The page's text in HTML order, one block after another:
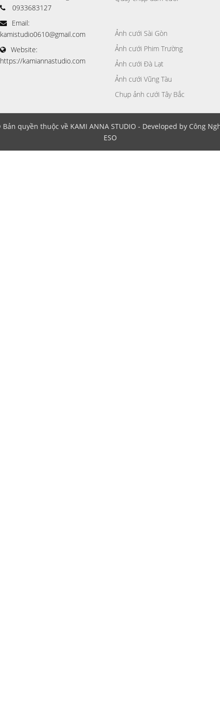
0933683127
Email:
kamistudio0610@gmail.com
Website:
https://kamiannastudio.com
Ảnh cưới Sài Gòn
Ảnh cưới Phim Trường
Ảnh cưới Đà Lạt
Ảnh cưới Vũng Tàu
Chụp ảnh cưới Tây Bắc
quyền thuộc về KAMI ANNA STUDIO - Developed by Công
ESO